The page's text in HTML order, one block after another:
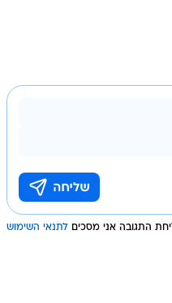
התגובה אני מסכים לתנאי השימוש